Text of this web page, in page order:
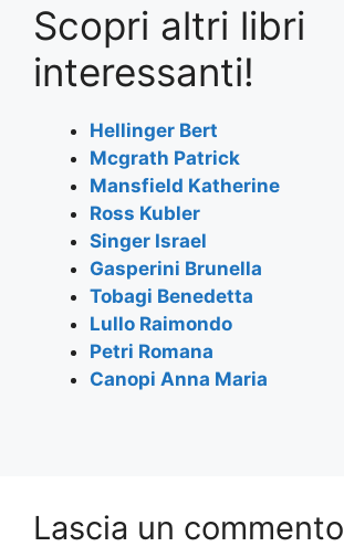
c
e
b
o
o
k
itt
er
at
s
A
p
p
e
gr
a
m
ai
l
ar
Scopri altri libri
interessanti!
Hellinger Bert
Mcgrath Patrick
Mansfield Katherine
Ross Kubler
Singer Israel
Gasperini Brunella
Tobagi Benedetta
Lullo Raimondo
Petri Romana
Canopi Anna Maria
Lascia un commento